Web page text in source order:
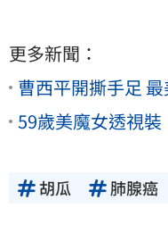
更多新聞：
曹西平開撕手足
59歲美魔女透視
胡瓜 肺腺癌